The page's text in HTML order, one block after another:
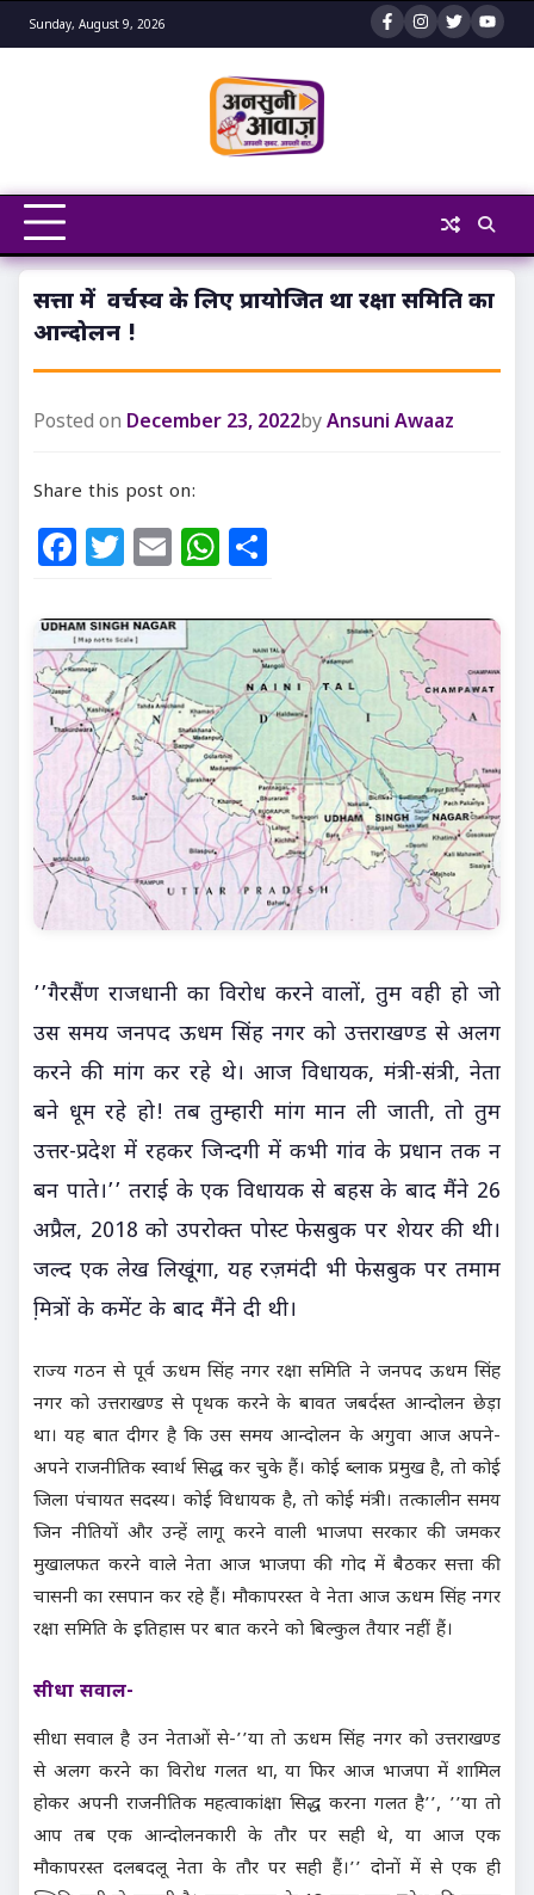
Skip
to
Sunday, August 9, 2026
सत्ता में वर्चस्व के लिए प्रायोजित था रक्षा समिति का
आन्दोलन !
Posted on December 23, 2022byAnsuni Awaaz
Share this post on:
Facebook
Twitter
EmailWhatsApp
’’गैरसैंण राजधानी का विरोध करने वालों, तुम वही हो जो
उस समय जनपद ऊधम सिंह नगर को उत्तराखण्ड से अलग
करने की मांग कर रहे थे। आज विधायक, मंत्री-संत्री, नेता
बने धूम रहे हो! तब तुम्हारी मांग मान ली जाती, तो तुम
उत्तर-प्रदेश में रहकर जिन्दगी में कभी गांव के प्रधान तक न
बन पाते।’’ तराई के एक विधायक से बहस के बाद मैंने 26
अप्रैल, 2018 को उपरोक्त पोस्ट फेसबुक पर शेयर की थी।
जल्द एक लेख लिखूंगा, यह रज़मंदी भी फेसबुक पर तमाम
मि़त्रों के कमेंट के बाद मैंने दी थी।
राज्य गठन से पूर्व ऊधम सिंह नगर रक्षा समिति ने जनपद ऊधम सिंह
नगर को उत्तराखण्ड से पृथक करने के बावत जबर्दस्त आन्दोलन छेड़ा
था। यह बात दीगर है कि उस समय आन्दोलन के अगुवा आज अपने-
अपने राजनीतिक स्वार्थ सिद्ध कर चुके हैं। कोई ब्लाक प्रमुख है, तो कोई
जिला पंचायत सदस्य। कोई विधायक है, तो कोई मंत्री। तत्कालीन समय
जिन नीतियों और उन्हें लागू करने वाली भाजपा सरकार की जमकर
मुखालफत करने वाले नेता आज भाजपा की गोद में बैठकर सत्ता की
चासनी का रसपान कर रहे हैं। मौकापरस्त वे नेता आज ऊधम सिंह नगर
रक्षा समिति के इतिहास पर बात करने को बिल्कुल तैयार नहीं हैं।
सीधा सवाल-
सीधा सवाल है उन नेताओं से-’’या तो ऊधम सिंह नगर को उत्तराखण्ड
से अलग करने का विरोध गलत था, या फिर आज भाजपा में शामिल
होकर अपनी राजनीतिक महत्वाकांक्षा सिद्ध करना गलत है’’, ’’या तो
आप तब एक आन्दोलनकारी के तौर पर सही थे, या आज एक
मौकापरस्त दलबदलू नेता के तौर पर सही हैं।’’ दोनों में से एक ही